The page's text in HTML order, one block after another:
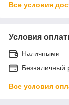
Все условия
Условия
Наличными
Безналичный
Все условия